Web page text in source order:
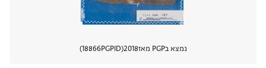
נמצא בPGP מאז 2018
PGPID
18866